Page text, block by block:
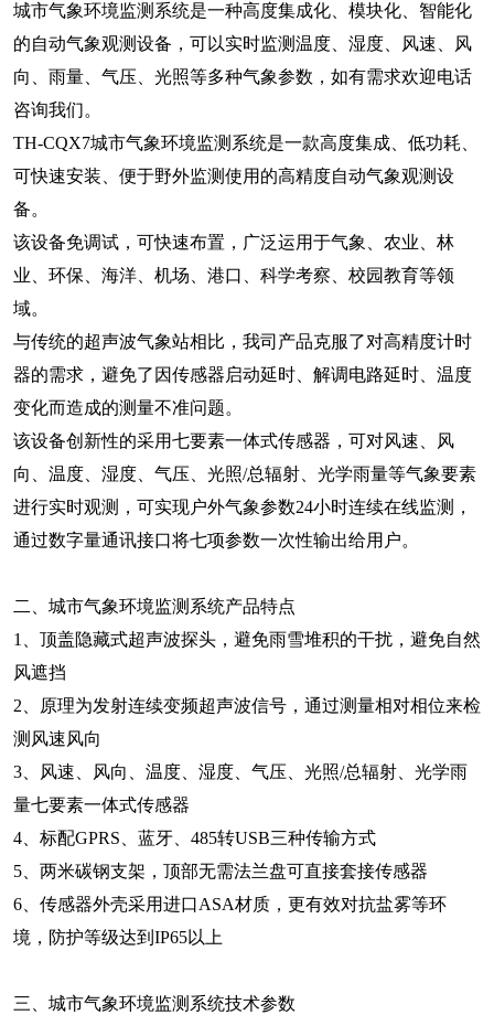
城市气象环境监测系统是一种高度集成化、模块化、智能化
的自动气象观测设备，可以实时监测温度、湿度、风速、风
向、雨量、气压、光照等多种气象参数，如有需求欢迎电话
咨询我们。
TH-CQX7城市气象环境监测系统是一款高度集成、低功耗、
可快速安装、便于野外监测使用的高精度自动气象观测设
备。
该设备免调试，可快速布置，广泛运用于气象、农业、林
业、环保、海洋、机场、港口、科学考察、校园教育等领
域。
与传统的超声波气象站相比，我司产品克服了对高精度计时
器的需求，避免了因传感器启动延时、解调电路延时、温度
变化而造成的测量不准问题。
该设备创新性的采用七要素一体式传感器，可对风速、风
向、温度、湿度、气压、光照/总辐射、光学雨量等气象要素
进行实时观测，可实现户外气象参数24小时连续在线监测，
通过数字量通讯接口将七项参数一次性输出给用户。
二、城市气象环境监测系统产品特点
1、顶盖隐藏式超声波探头，避免雨雪堆积的干扰，避免自然
风遮挡
2、原理为发射连续变频超声波信号，通过测量相对相位来检
测风速风向
3、风速、风向、温度、湿度、气压、光照/总辐射、光学雨
量七要素一体式传感器
4、标配GPRS、蓝牙、485转USB三种传输方式
5、两米碳钢支架，顶部无需法兰盘可直接套接传感器
6、传感器外壳采用进口ASA材质，更有效对抗盐雾等环
境，防护等级达到IP65以上
三、城市气象环境监测系统技术参数